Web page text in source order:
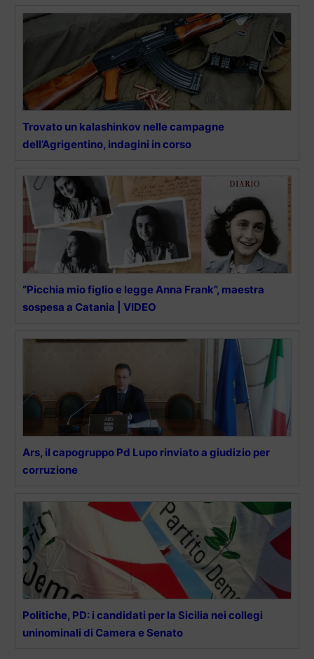
Trovato un kalashinkov nelle campagne
dell’Agrigentino, indagini in corso
“Picchia mio figlio e legge Anna Frank”, maestra
sospesa a Catania | VIDEO
Ars, il capogruppo Pd Lupo rinviato a giudizio per
corruzione
Politiche, PD: i candidati per la Sicilia nei collegi
uninominali di Camera e Senato